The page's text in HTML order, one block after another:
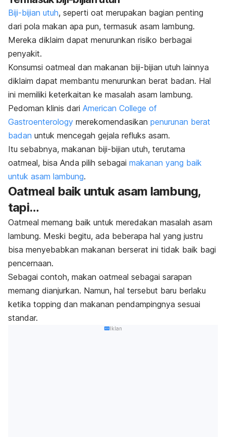
Biji-bijian utuh, seperti oat merupakan bagian penting
dari pola makan apa pun, termasuk asam lambung.
Mereka diklaim dapat menurunkan risiko berbagai
penyakit.
Konsumsi oatmeal dan makanan biji-bijian utuh lainnya
diklaim dapat membantu menurunkan berat badan. Hal
ini memiliki keterkaitan ke masalah asam lambung.
Pedoman klinis dari American College of
Gastroenterology merekomendasikan penurunan berat
badan untuk mencegah gejala refluks asam.
Itu sebabnya, makanan biji-bijian utuh, terutama
oatmeal, bisa Anda pilih sebagai makanan yang baik
untuk asam lambung.
Oatmeal baik untuk asam lambung,
tapi…
Oatmeal memang baik untuk meredakan masalah asam
lambung. Meski begitu, ada beberapa hal yang justru
bisa menyebabkan makanan berserat ini tidak baik bagi
pencernaan.
Sebagai contoh, makan oatmeal sebagai sarapan
memang dianjurkan. Namun, hal tersebut baru berlaku
ketika topping dan makanan pendampingnya sesuai
standar.
Iklan